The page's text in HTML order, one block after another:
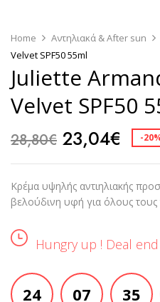
Home Αντηλιακά & After sun
Velvet SPF50 55ml
Juliette
Velvet SPF50
28,80€ 23,04€ -
Κρέμα υψηλής αντιηλιακής
βελούδινη υφή για όλους τους
Hungry up ! Deal end
24 07 35